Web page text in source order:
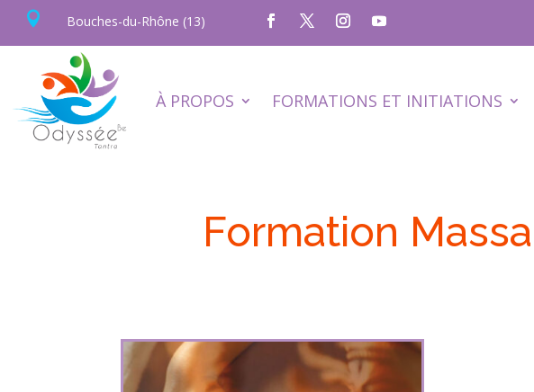
 Bouches-du-Rhône (13)
À PROPOS FORMATIONS ET INITIATIONS
Formation